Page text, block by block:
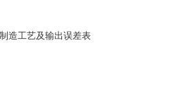
造工艺及输出误差表